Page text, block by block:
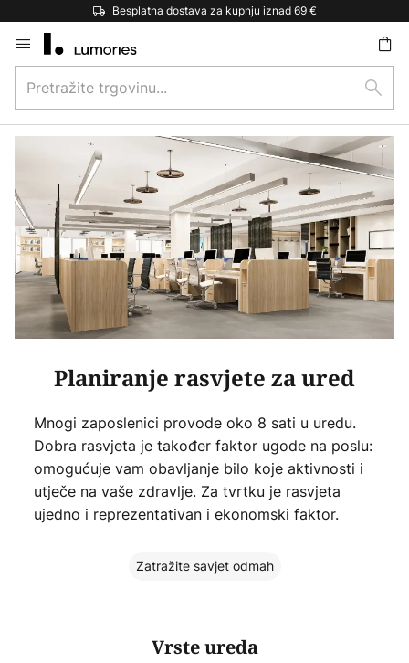
Besplatna dostava za kupnju iznad 69 €
to
Content
trgovinu...
traži
Planiranje rasvjete za ured
Mnogi zaposlenici provode oko 8 sati u uredu.
Dobra rasvjeta je također faktor ugode na poslu:
omogućuje vam obavljanje bilo koje aktivnosti i
utječe na vaše zdravlje. Za tvrtku je rasvjeta
ujedno i reprezentativan i ekonomski faktor.
Zatražite savjet odmah
Vrste ureda